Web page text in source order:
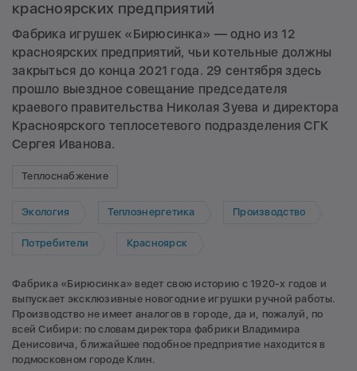
красноярских предприятий
Фабрика игрушек «Бирюсинка» — одно из 12
красноярских предприятий, чьи котельные должны
закрыться до конца 2021 года. 29 сентября здесь
прошло выездное совещание председателя
краевого правительства Николая Зуева и директора
Красноярского теплосетевого подразделения СГК
Сергея Иванова.
Теплоснабжение
Экология Теплоэнергетика Производство
Потребители Красноярск
Фабрика «Бирюсинка» ведет свою историю с 1920-х годов и
выпускает эксклюзивные новогодние игрушки ручной работы.
Производство не имеет аналогов в городе, да и, пожалуй, по
всей Сибири: по словам директора фабрики Владимира
Денисовича, ближайшее подобное предприятие находится в
подмосковном городе Клин.